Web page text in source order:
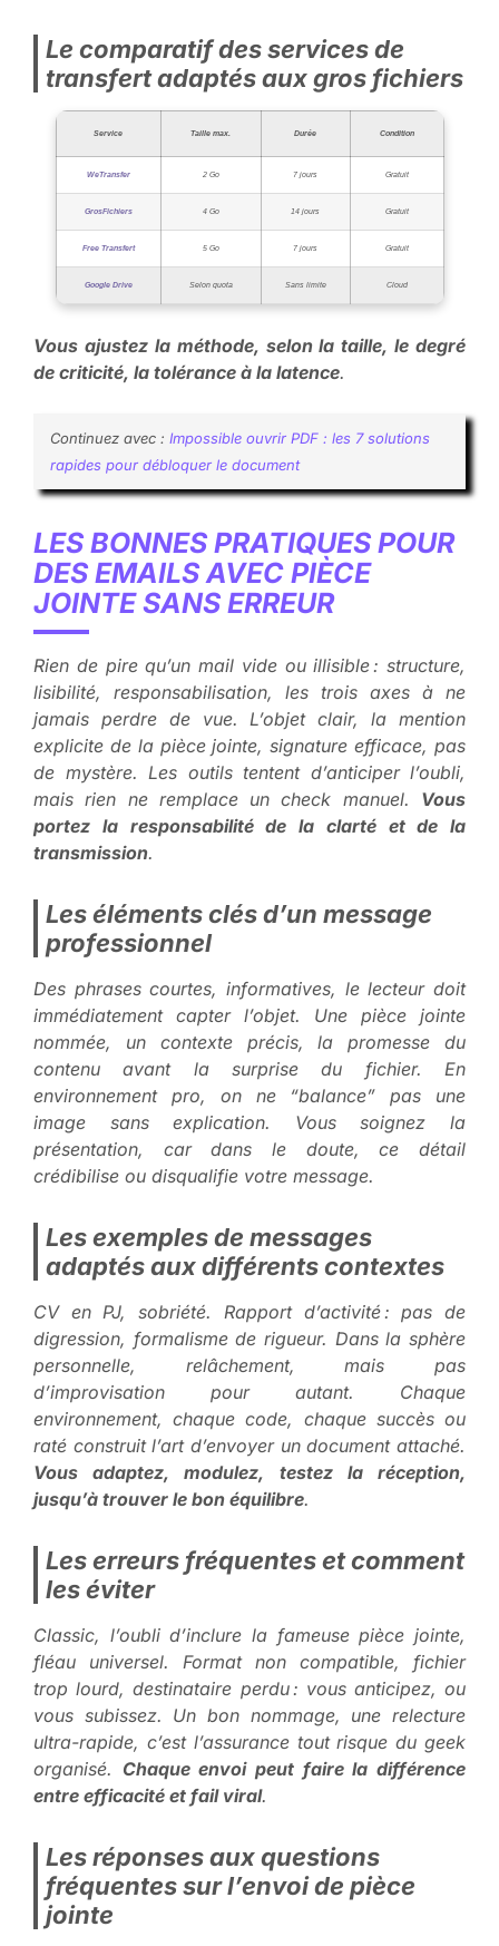
Le comparatif des services de
transfert adaptés aux gros fichiers
Service Taille max. Durée Condition
WeTransfer 2 Go 7 jours Gratuit
GrosFichiers 4 Go 14 jours Gratuit
Free Transfert 5 Go 7 jours Gratuit
Google Drive Selon quota Sans limite Cloud
Vous ajustez la méthode, selon la taille, le degré
de criticité, la tolérance à la latence.
Continuez avec : Impossible ouvrir PDF : les 7 solutions
rapides pour débloquer le document
LES BONNES PRATIQUES POUR
DES EMAILS AVEC PIÈCE
JOINTE SANS ERREUR
Rien de pire qu’un mail vide ou illisible : structure,
lisibilité, responsabilisation, les trois axes à ne
jamais perdre de vue.L’objet clair, la mention
explicite de la pièce jointe, signature efficace, pas
de mystère. Les outils tentent d’anticiper l’oubli,
mais rien ne remplace un check manuel. Vous
portez la responsabilité de la clarté et de la
transmission.
Les éléments clés d’un message
professionnel
Des phrases courtes, informatives, le lecteur doit
immédiatement capter l’objet. Une pièce jointe
nommée, un contexte précis, la promesse du
contenu avant la surprise du fichier. En
environnement pro, on ne “balance” pas une
image sans explication. Vous soignez la
présentation, car dans le doute, ce détail
crédibilise ou disqualifie votre message.
Les exemples de messages
adaptés aux différents contextes
CV en PJ, sobriété. Rapport d’activité : pas de
digression, formalisme de rigueur. Dans la sphère
personnelle, relâchement, mais pas
d’improvisation pour autant. Chaque
environnement, chaque code, chaque succès ou
raté construit l’art d’envoyer un document attaché.
Vous adaptez, modulez, testez la réception,
jusqu’à trouver le bon équilibre.
Les erreurs fréquentes et comment
les éviter
Classic, l’oubli d’inclure la fameuse pièce jointe,
fléau universel. Format non compatible, fichier
trop lourd, destinataire perdu : vous anticipez, ou
vous subissez. Un bon nommage, une relecture
ultra-rapide, c’est l’assurance tout risque du geek
organisé. Chaque envoi peut faire la différence
entre efficacité et fail viral.
Les réponses aux questions
fréquentes sur l’envoi de pièce
jointe